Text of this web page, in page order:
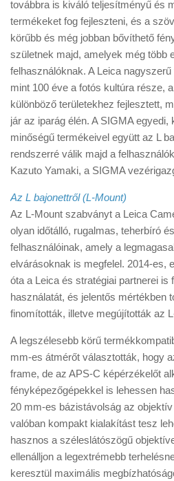
továbbra is kiváló teljesítményű és
termékeket fog fejleszteni, és a
körűbb és még jobban bővíthető
születnek majd, amelyek még több
felhasználóknak. A Leica
mint 100 éve a fotós kultúra része,
különböző területekhez fejlesztett,
jár az iparág élén. A SIGMA
minőségű termékeivel együtt az L
rendszerré válik majd a
Kazuto Yamaki, a SIGMA
Az L bajonettről (L-Mount)
Az L-Mount szabványt a Leica
olyan időtálló, rugalmas, teherbíró
felhasználóinak, amely a
elvárásoknak is megfelel. 2014-es,
óta a Leica és stratégiai partnerei is
használatát, és jelentős mértékben
finomították, illetve megújították az
A legszélesebb körű
mm-es átmérőt választották, hogy
frame, de az APS-C képérzékelőt
fényképezőgépekkel is lehessen
20 mm-es bázistávolság az
valóban kompakt kialakítást tesz
hasznos a széleslátószögű
ellenálljon a legextrémebb
keresztül maximális